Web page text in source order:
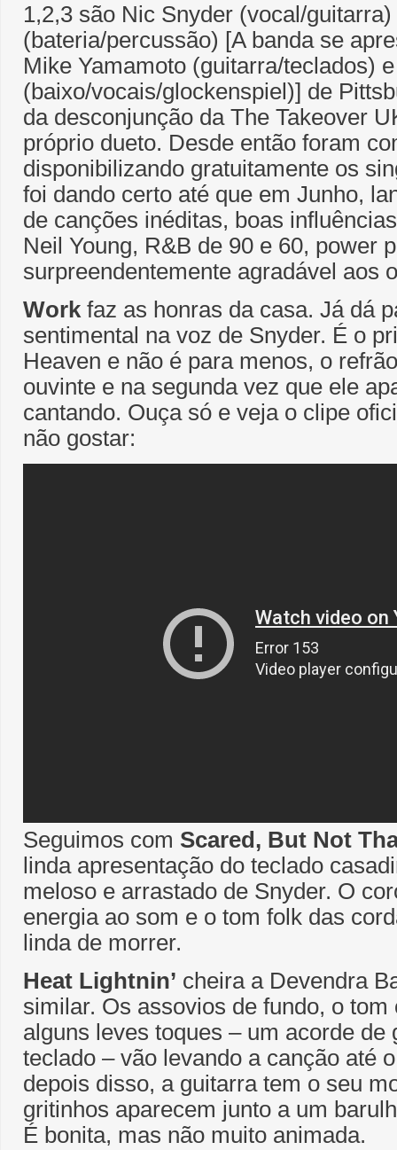
1,2,3 são Nic Snyder (vocal/
(bateria/percussão) [A banda se
Mike Yamamoto (guitarra/teclados)
(baixo/vocais/glockenspiel)] de
da desconjunção da The Takeover
próprio dueto. Desde então foram
disponibilizando gratuitamente os
foi dando certo até que em Junho,
de canções inéditas, boas
Neil Young, R&B de 90 e 60, power
surpreendentemente agradável aos
Workfaz as honras da casa. Já dá
sentimental na voz de Snyder. É o
Heaven e não é para menos, o
ouvinte e na segunda vez que ele
cantando. Ouça só e veja o clipe
não gostar:
Seguimos com Scared, But Not
linda apresentação do teclado
meloso e arrastado de Snyder. O
energia ao som e o tom folk das
linda de morrer.
Heat Lightnin’ cheira a Devendra
similar. Os assovios de fundo, o tom
alguns leves toques – um acorde de
teclado – vão levando a canção até
depois disso, a guitarra tem o seu
gritinhos aparecem junto a um
É bonita, mas não muito animada.